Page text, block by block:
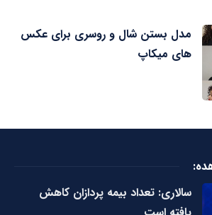
مدل بستن شال و روسری برای عکس
های میکاپ
سالاری: تعداد بیمه پردازان کاهش